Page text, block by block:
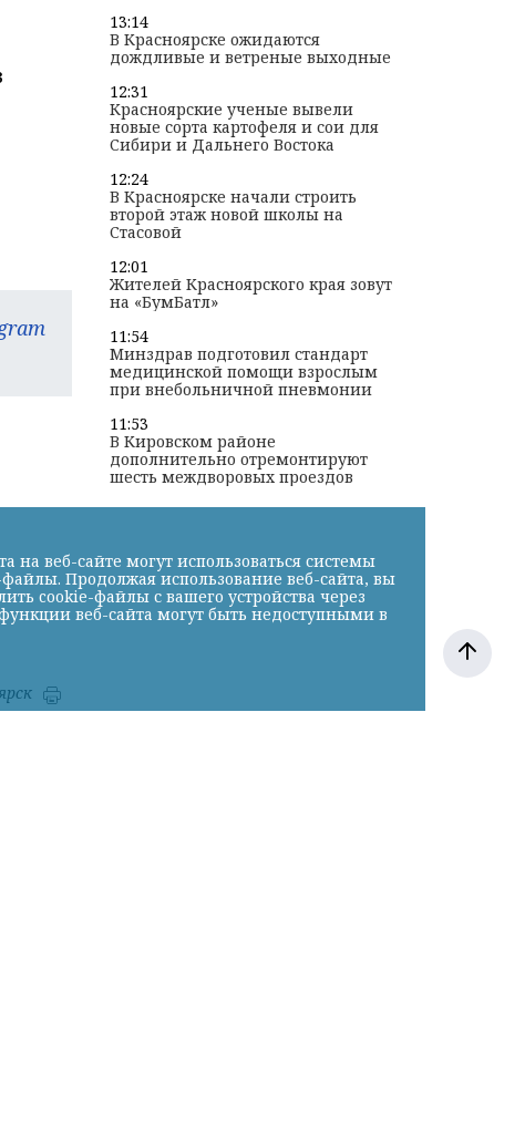
13:14
В Красноярске ожидаются
дождливые и ветреные выходные
12:31
Красноярские ученые вывели
новые сорта картофеля и сои для
Сибири и Дальнего Востока
12:24
В Красноярске начали строить
второй этаж новой школы на
Стасовой
12:01
Жителей Красноярского края зовут
на «БумБатл»
11:54
Минздрав подготовил стандарт
медицинской помощи взрослым
при внебольничной пневмонии
11:53
В Кировском районе
дополнительно отремонтируют
шесть междворовых проездов
на веб-сайте могут использоваться системы
Продолжая использование веб-сайта, вы
cookie-файлы с вашего устройства через
веб-сайта могут быть недоступными в